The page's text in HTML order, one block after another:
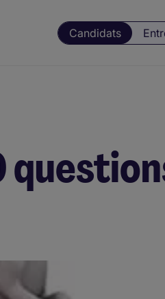
Candidats